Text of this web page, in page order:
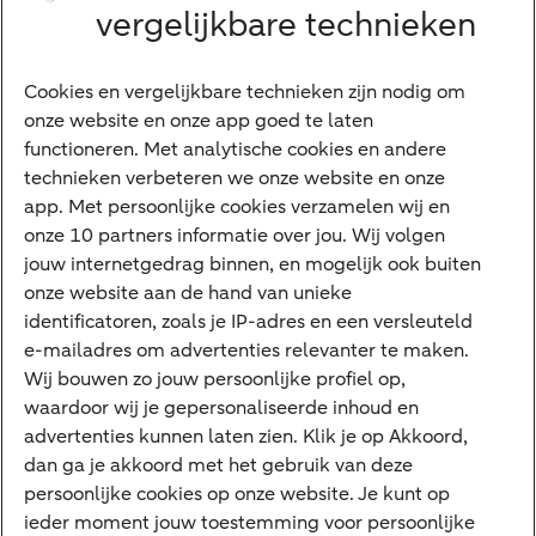
Digitale diensten
Internet Bankieren
ABN AMRO app
Tikkie
Apple Pay
Google Pay
Veilig bankieren
Meest gezocht
Hypotheek berekenen
E.dentifier
Jaaroverzicht
vergelijkbare technieken
Cookies en vergelijkbare technieken zijn nodig om
onze website en onze app goed te laten
functioneren. Met analytische cookies en andere
technieken verbeteren we onze website en onze
app. Met persoonlijke cookies verzamelen wij en
onze 10 partners informatie over jou. Wij volgen
jouw internetgedrag binnen, en mogelijk ook buiten
onze website aan de hand van unieke
identificatoren, zoals je IP-adres en een versleuteld
e-mailadres om advertenties relevanter te maken.
Wij bouwen zo jouw persoonlijke profiel op,
waardoor wij je gepersonaliseerde inhoud en
advertenties kunnen laten zien. Klik je op Akkoord,
dan ga je akkoord met het gebruik van deze
persoonlijke cookies op onze website. Je kunt op
ieder moment jouw toestemming voor persoonlijke